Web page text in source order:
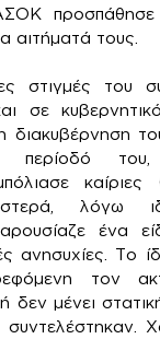
προσπάθησε
αιτήματά τους.
στιγμές του
σε
διακυβέρνηση
περίοδό
λόγω
ένα
ανησυχίες. Το
τον
δεν μένει